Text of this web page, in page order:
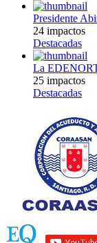
Presidente
24 impactos
Destacadas
La
25 impactos
Destacadas